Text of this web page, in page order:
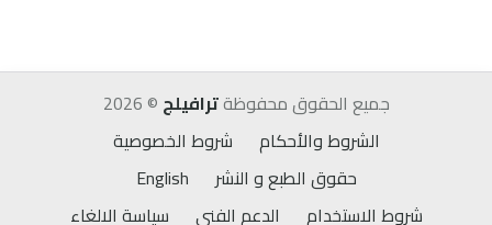
جميع الحقوق محفوظةترافيلج ©
2026
الشروط والأحكام
شروط الخصوصية
حقوق الطبع و النشر
English
شروط الاستخدام
الدعم الفني سياسة الالغاء